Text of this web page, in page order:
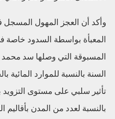
وأكد أن العجز المهول المسجل
المعبأة بواسطة السدود خاصة
المسبوقة التي وصلها سد
السنة بالنسبة للموارد المائية
تأثير سلبي على مستوى التزويد
بالنسبة لعدد من المدن بأقاليم